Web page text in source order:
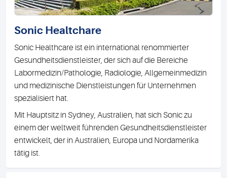
Sonic Healtchare
Sonic Healthcare ist ein international renommierter
Gesundheitsdienstleister, der sich auf die Bereiche
Labormedizin/Pathologie, Radiologie, Allgemeinmedizin
und medizinische Dienstleistungen für Unternehmen
spezialisiert hat.
Mit Hauptsitz in Sydney, Australien, hat sich Sonic zu
einem der weltweit führenden Gesundheitsdienstleister
entwickelt, der in Australien, Europa und Nordamerika
tätig ist.